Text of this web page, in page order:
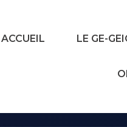
ACCUEIL LE GE-